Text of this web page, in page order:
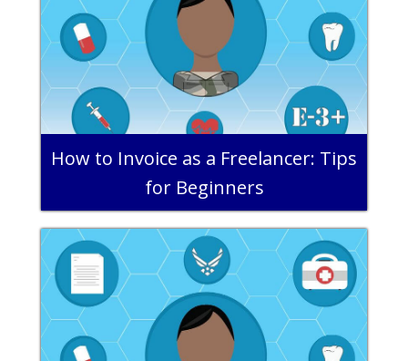
How to Invoice as a Freelancer: Tips
for Beginners